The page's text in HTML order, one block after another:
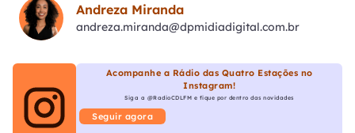
Andreza Miranda
andreza.miranda@dpmidiadigital.com.br
Acompanhe a Rádio das Quatro Estações no
Instagram!
Siga a @RadioCDLFM e fique por dentro das novidades
Seguir agora